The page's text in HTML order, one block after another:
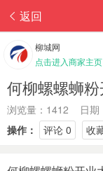
返回
柳城网
点击进入商家主页
何柳螺螺蛳
浏览量：1412 日期
操作：
评论 0 收